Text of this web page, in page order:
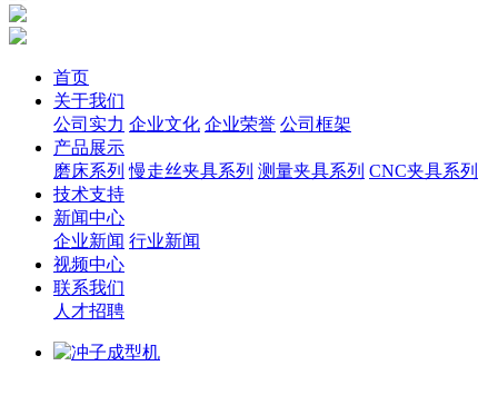
首页
关于我们
公司实力 企业文化 企业荣誉 公司框架
产品展示
磨床系列 慢走丝夹具系列 测量夹具系列 CNC夹具系列
技术支持
新闻中心
企业新闻 行业新闻
视频中心
联系我们
人才招聘